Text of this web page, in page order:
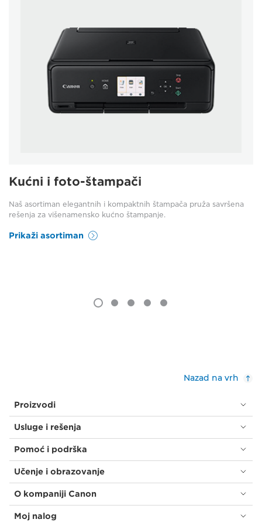
Kućni i foto-štampači
Naš asortiman elegantnih i kompaktnih štampača pruža savršena
rešenja za višenamensko kućno štampanje.
Prikaži asortiman
Nazad na vrh
Proizvodi
Usluge i rešenja
Pomoć i podrška
Učenje i obrazovanje
O kompaniji Canon
Moj nalog